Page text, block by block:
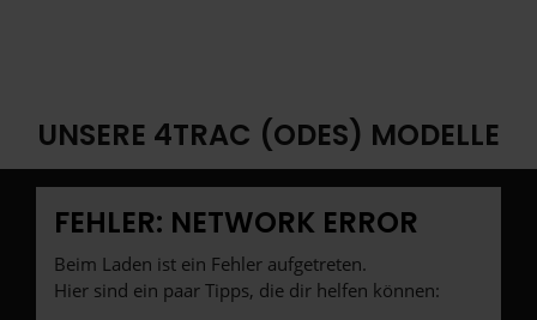
UNSERE 4TRAC (ODES) MODELLE
FEHLER: NETWORK ERROR
Beim Laden ist ein Fehler aufgetreten.
Hier sind ein paar Tipps, die dir helfen können: